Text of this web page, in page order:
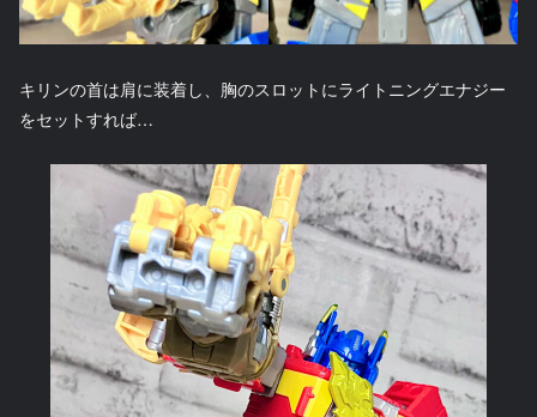
キリンの首は肩に装着し、胸のスロットにライトニングエナジー
をセットすれば…